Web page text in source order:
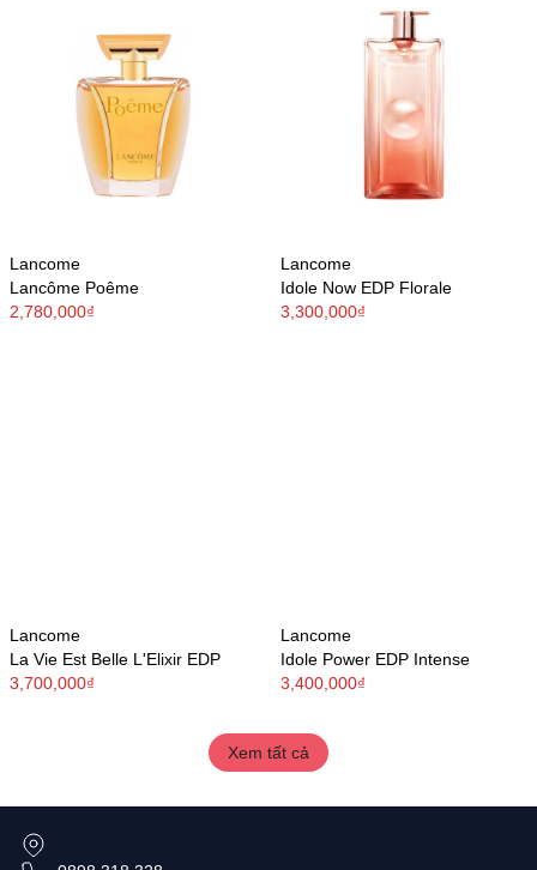
Lancome
Lancôme Poême
2,780,000₫
Lancome
Idole Now EDP Florale
3,300,000₫
Lancome
La Vie Est Belle L'Elixir EDP
3,700,000₫
Lancome
Idole Power EDP Intense
3,400,000₫
Xem tất cả